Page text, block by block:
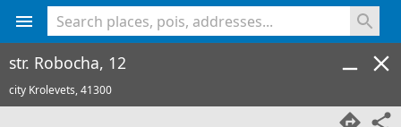
str. Robocha, 12
city Krolevets,41300
<% console.log(hcard) %>